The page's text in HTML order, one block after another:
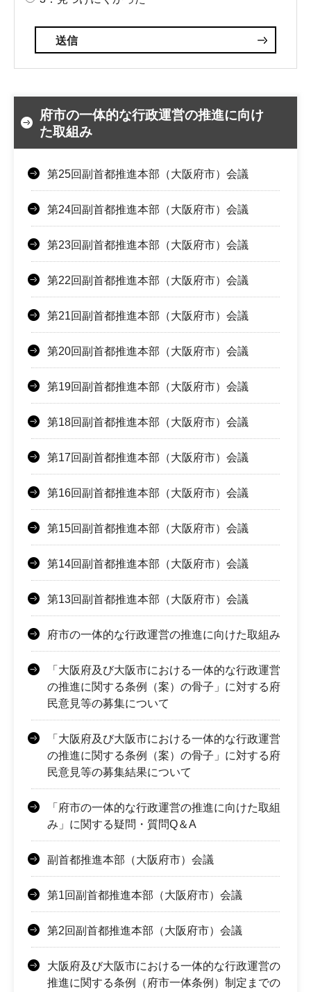
府市の一体的な行政運営の推進に向け
た取組み
第25回副首都推進本部（大阪府市）会議
第24回副首都推進本部（大阪府市）会議
第23回副首都推進本部（大阪府市）会議
第22回副首都推進本部（大阪府市）会議
第21回副首都推進本部（大阪府市）会議
第20回副首都推進本部（大阪府市）会議
第19回副首都推進本部（大阪府市）会議
第18回副首都推進本部（大阪府市）会議
第17回副首都推進本部（大阪府市）会議
第16回副首都推進本部（大阪府市）会議
第15回副首都推進本部（大阪府市）会議
第14回副首都推進本部（大阪府市）会議
第13回副首都推進本部（大阪府市）会議
府市の一体的な行政運営の推進に向けた取組み
「大阪府及び大阪市における一体的な行政運営
の推進に関する条例（案）の骨子」に対する府
民意見等の募集について
「大阪府及び大阪市における一体的な行政運営
の推進に関する条例（案）の骨子」に対する府
民意見等の募集結果について
「府市の一体的な行政運営の推進に向けた取組
み」に関する疑問・質問Q＆A
副首都推進本部（大阪府市）会議
第1回副首都推進本部（大阪府市）会議
第2回副首都推進本部（大阪府市）会議
大阪府及び大阪市における一体的な行政運営の
推進に関する条例（府市一体条例）制定までの